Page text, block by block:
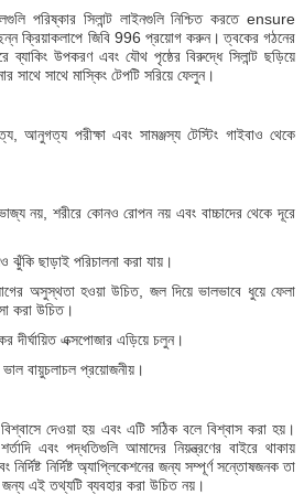
পরিষ্কার সিলান্ট লাইনগুলি নিশ্চিত করতে ensure
ক্রিয়াকলাপে জিবি 996 প্রয়োগ করুন। ত্বকের গঠনের
ব্যাকিং উপকরণ এবং যৌথ পৃষ্ঠের বিরুদ্ধে সিলান্ট ছড়িয়ে
সাথে সাথে মাস্কিং টেপটি সরিয়ে ফেলুন।
আনুগত্য পরীক্ষা এবং সামঞ্জস্য টেস্টিং গাইবাও থেকে
নয়, শরীরে কোনও রোপন নয় এবং বাচ্চাদের থেকে দূরে
ঝুঁকি ছাড়াই পরিচালনা করা যায়।
অসুস্থতা হওয়া উচিত, জল দিয়ে ভালভাবে ধুয়ে ফেলা
করা উচিত।
দীর্ঘায়িত এক্সপোজার এড়িয়ে চলুন।
বায়ুচলাচল প্রয়োজনীয়।
দেওয়া হয় এবং এটি সঠিক বলে বিশ্বাস করা হয়।
এবং পদ্ধতিগুলি আমাদের নিয়ন্ত্রণের বাইরে থাকায়
নির্দিষ্ট অ্যাপ্লিকেশনের জন্য সম্পূর্ণ সন্তোষজনক তা
জন্য এই তথ্যটি ব্যবহার করা উচিত নয়।